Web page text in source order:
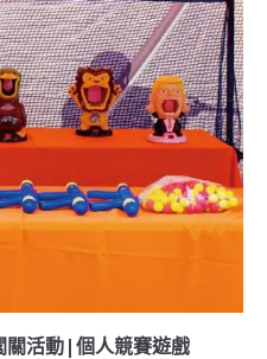
活動|個人競賽遊戲